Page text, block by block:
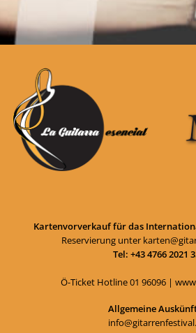
Kartenvorverkauf für das
Reservierung unter
Tel: +43 4766 2021
Ö-Ticket Hotline01 96096 |
Allgemeine